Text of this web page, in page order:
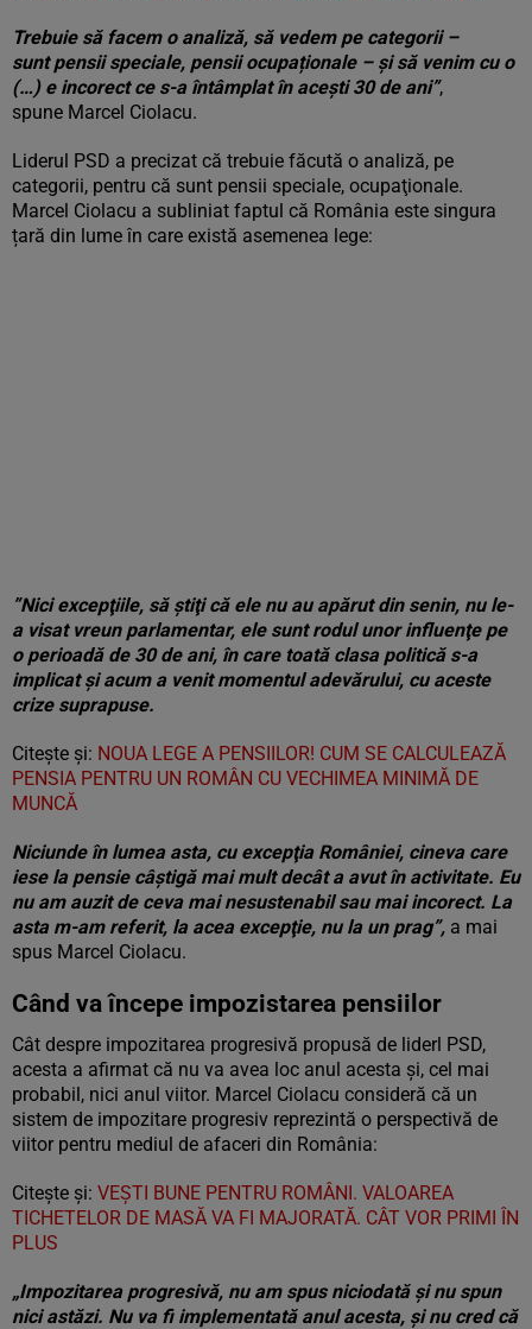
Trebuie să facem o analiză, să vedem pe categorii –
sunt pensii speciale, pensii ocupaționale – și să venim cu o
(…) e incorect ce s-a întâmplat în acești 30 de ani”,
spune Marcel Ciolacu.
Liderul PSD a precizat că trebuie făcută o analiză, pe
categorii, pentru că sunt pensii speciale, ocupaţionale.
Marcel Ciolacu a subliniat faptul că România este singura
țară din lume în care există asemenea lege:
”Nici excepţiile, să ştiţi că ele nu au apărut din senin, nu le-
a visat vreun parlamentar, ele sunt rodul unor influenţe pe
o perioadă de 30 de ani, în care toată clasa politică s-a
implicat şi acum a venit momentul adevărului, cu aceste
crize suprapuse.
Citește și: NOUA LEGE A PENSIILOR! CUM SE CALCULEAZĂ
PENSIA PENTRU UN ROMÂN CU VECHIMEA MINIMĂ DE
MUNCĂ
Niciunde în lumea asta, cu excepţia României, cineva care
iese la pensie câştigă mai mult decât a avut în activitate. Eu
nu am auzit de ceva mai nesustenabil sau mai incorect. La
asta m-am referit, la acea excepţie, nu la un prag”, a mai
spus Marcel Ciolacu.
Când va începe impozistarea pensiilor
Cât despre impozitarea progresivă propusă de liderl PSD,
acesta a afirmat că nu va avea loc anul acesta și, cel mai
probabil, nici anul viitor. Marcel Ciolacu consideră că un
sistem de impozitare progresiv reprezintă o perspectivă de
viitor pentru mediul de afaceri din România:
Citește și: VEȘTI BUNE PENTRU ROMÂNI. VALOAREA
TICHETELOR DE MASĂ VA FI MAJORATĂ. CÂT VOR PRIMI ÎN
PLUS
„Impozitarea progresivă, nu am spus niciodată şi nu spun
nici astăzi. Nu va fi implementată anul acesta, şi nu cred că